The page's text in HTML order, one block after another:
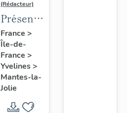
(Rédacteur)
Présentation
de
l'étude
France >
Île-de-
France >
Yvelines>
Mantes-la-
Jolie